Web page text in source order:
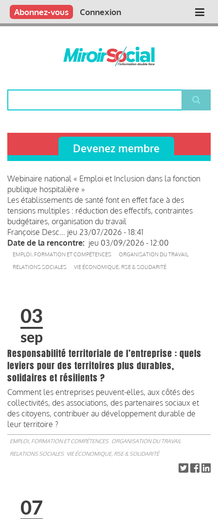
Aller
contenu
Main
Qui sommes nous ?
Vous publiez
Nous publions
Contactez-nous
Abonnez-vous Connexion
Devenez membre
Webinaire national « Emploi et Inclusion dans la fonction
publique hospitalière »
Les établissements de santé font en effet face à des
tensions multiples : réduction des effectifs, contraintes
budgétaires, organisation du travail
Françoise Desc…
jeu 23/07/2026 - 18:41
Date de la rencontre
jeu 03/09/2026 - 12:00
EMPLOI, FORMATION ET COMPÉTENCES
ORGANISATION DU TRAVAIL
RELATIONS SOCIALES
VIE ÉCONOMIQUE, RSE & SOLIDARITÉ
03
sep
Responsabilité territoriale de l’entreprise : quels
leviers pour des territoires plus durables,
solidaires et résilients ?
Comment les entreprises peuvent-elles, aux côtés des
collectivités, des associations, des partenaires sociaux et
des citoyens, contribuer au développement durable de
leur territoire ?
EMPLOI, FORMATION ET COMPÉTENCES ORGANISATION DU TRAVAIL
RELATIONS SOCIALES VIE ÉCONOMIQUE, RSE & SOLIDARITÉ
07